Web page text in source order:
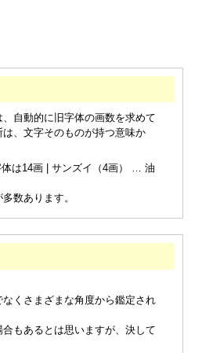
自動的に旧字体の画数を求めて
、文字そのものが持つ意味か
は14画 | サンズイ（4画） … 油
数あります。
くさまざまな角度から鑑定され
もあるとは思いますが、決して